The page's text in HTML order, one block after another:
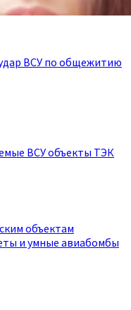
ВСУ по общежитию
ВСУ объекты ТЭК
объектам
и умные авиабомбы